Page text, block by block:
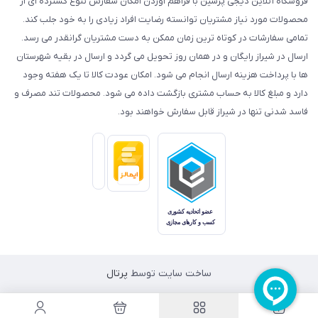
محصولات مورد نیاز مشتریان توانسته رضایت افراد زیادی را به خود جلب کند.
تمامی سفارشات در کوتاه ترین زمان ممکن به دست مشتریان گرانقدر می رسد.
ارسال در شیراز رایگان و در همان روز تحویل می گردد و ارسال در بقیه شهرستان
ها با پرداخت هزینه ارسال انجام می شود. امکان عودت کالا تا یک هفته وجود
دارد و مبلغ کالا به حساب مشتری بازگشت داده می شود. محصولات تند مصرف و
فاسد شدنی تنها در شیراز قابل سفارش خواهند بود.
ساخت سایت توسط پرتال